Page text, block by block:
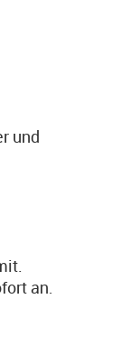
und
an.